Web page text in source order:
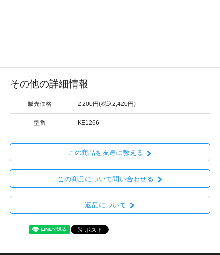
その他の詳細情報
販売価格 2,200円(税込2,420円)
型番 KE1266
この商品を友達に教える
この商品について問い合わせる
返品について